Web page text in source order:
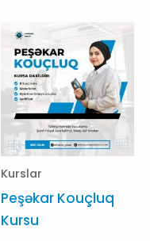
Kurslar
Peşəkar Kouçluq
Kursu